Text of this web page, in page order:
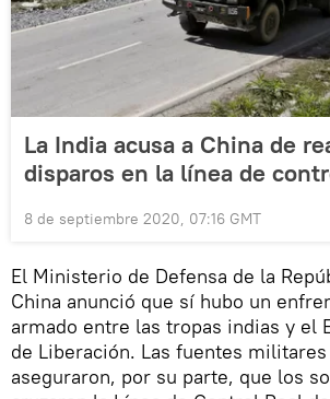
La India acusa a China de
disparos en la línea de
8 de septiembre 2020, 07:16 GMT
El Ministerio de Defensa de la
China anunció que sí hubo un
armado entre las tropas indias y el
de Liberación. Las fuentes
aseguraron, por su parte, que los